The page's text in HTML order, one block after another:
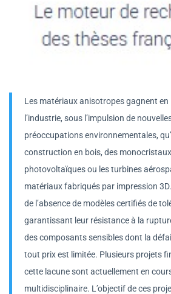
Les matériaux anisotropes gagnent
l’industrie, sous l’impulsion de
préoccupations environnementales,
construction en bois, des
photovoltaïques ou les turbines
matériaux fabriqués par impression
de l’absence de modèles certifiés de
garantissant leur résistance à la
des composants sensibles dont la
tout prix est limitée. Plusieurs projets
cette lacune sont actuellement en
multidisciplinaire. L’objectif de ces